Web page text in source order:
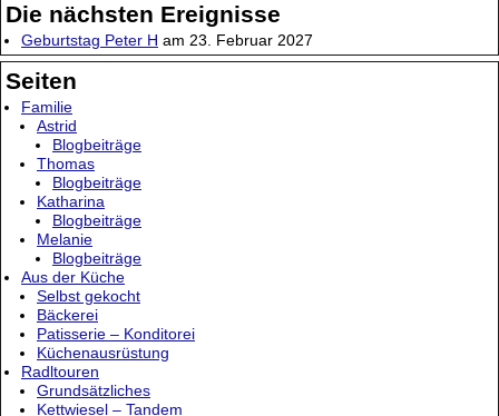
Die nächsten Ereignisse
Geburtstag Peter H am 23. Februar 2027
Seiten
Familie
Astrid
Blogbeiträge
Thomas
Blogbeiträge
Katharina
Blogbeiträge
Melanie
Blogbeiträge
Aus der Küche
Selbst gekocht
Bäckerei
Patisserie – Konditorei
Küchenausrüstung
Radltouren
Grundsätzliches
Kettwiesel – Tandem